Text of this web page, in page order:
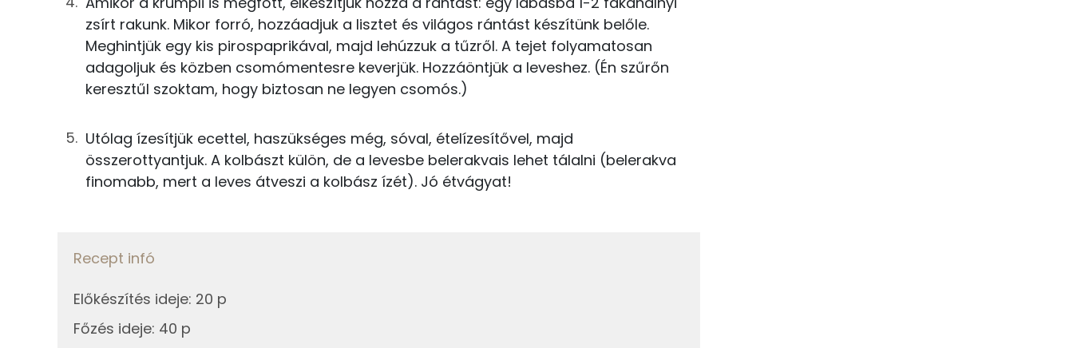
0g fűszerpaprika
0 kcal
2gfokhagyma
2 kcal
0gbabérlevél
0gsó
0g ételízesítő
0 kcal
Összesen
Kálcium
Magnézium
Vas
Niacin - B3 vitamin:
B6 vitamin:
Tiamin - B1 vitamin:
Fehérje
Összesen
Összesen
Telített zsírsav
zsírt rakunk. Mikor forró, hozzáadjuk a lisztet és világos rántást készítünk belőle.
Meghintjük egy kis pirospaprikával, majd lehúzzuk a tűzről. A tejet folyamatosan
adagoljuk és közben csomómentesre keverjük. Hozzáöntjük a leveshez. (Én szűrőn
keresztűl szoktam, hogy biztosan ne legyen csomós.)
Utólag ízesítjük ecettel, haszükséges még, sóval, ételízesítővel, majd
összerottyantjuk. A kolbászt külön, de a levesbe belerakvais lehet tálalni (belerakva
finomabb, mert a leves átveszi a kolbász ízét). Jó étvágyat!
Recept infó
Előkészítés ideje: 20 p
Főzés ideje: 40 p